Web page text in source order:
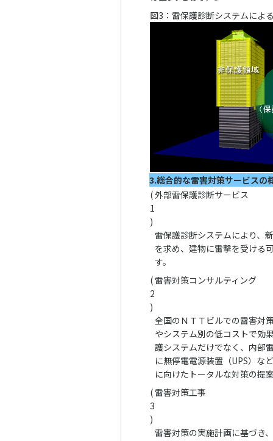
図3：雷保護診断システムによ
3.総合的な雷害対策サービスの
(
1
)
外部雷保護診断サービス
雷保護診断システムにより、
を求め、建物に雷撃を受ける
す。
(
2
)
雷害対策コンサルティング
全国のＮＴＴビルでの雷害対
やシステム別の低コストで効
護システムだけでなく、内部
に無停電電源装置（UPS）な
に向けたトータルな対策の提
(
3
)
雷害対策工事
雷害対策の実施計画に基づき